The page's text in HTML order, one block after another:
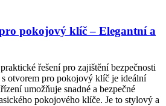
pokojový klíč – Elegantní a
řešení pro zajištění bezpečnosti
otvorem pro pokojový klíč je ideální
umožňuje snadné a bezpečné
pokojového klíče. Je to stylový a